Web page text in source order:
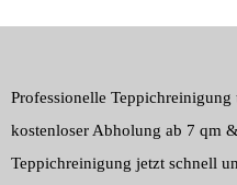
Professionelle
kostenloser Abholung ab 7 qm
Teppichreinigung jetzt schnell